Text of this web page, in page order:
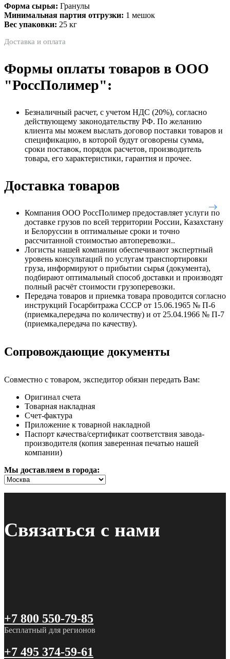
Форма сырья: Гранулы
Минимальная партия отгрузки: 1 мешок
Вес упаковки: 25 кг
Доставка и оплата
Формы оплаты товаров в ООО
"РоссПолимер":
Безналичный расчет, с учетом НДС (20%), согласно
действующему законодательству РФ. По желанию
клиента мы можем выслать договор поставки товаров и
спецификацию, в которой будут оговорены сумма,
сроки поставок, порядок расчетов, производитель
товара, его характеристики, гарантия и прочее.
Доставка товаров
Компания ООО РоссПолимер предоставляет услуги по
доставке грузов по всей территории России, Казахстану
и Белоруссии в оптимальные сроки и точно
рассчитанной стоимостью автоперевозки..
Логисты нашей компании обеспечивают экспертный
уровень консультаций по услугам транспортировки
груза, информируют о прибытии сырья (документа),
подбирают оптимальный способ доставки и производят
полный расчёт стоимости грузоперевозки.
Передача товаров и приемка товара проводится согласно
инструкций Госарбитража СССР от 15.06.1965 № П-6
(приемка,передача по количеству) и от 25.04.1966 № П-7
(приемка,передача по качеству).
Сопровождающие документы
Совместно с товаром, экспедитор обязан передать Вам:
Оригинал счета
Товарная накладная
Счет-фактура
Приложение к товарной накладной
Паспорт качества/сертификат соответствия завода-
производителя (копия заверенная печатью нашей
компании)
Мы доставляем в города:
Связаться с нами
+7 800 550-79-85
Бесплатный для регионов
+7 495 374-59-61